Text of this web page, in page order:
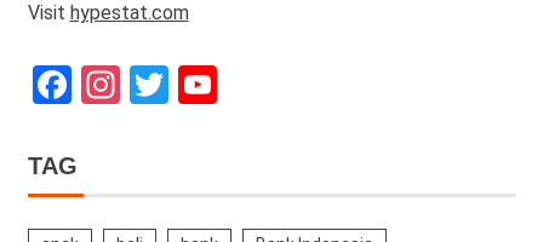
Visit hypestat.com
Facebook
Instagram
TwitterYouTube
TAG